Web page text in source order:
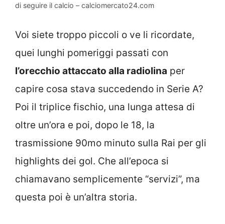
di seguire il calcio – calciomercato24.com
Voi siete troppo piccoli o ve li ricordate,
quei lunghi pomeriggi passati con
l’orecchio attaccato alla radiolina per
capire cosa stava succedendo in Serie A?
Poi il triplice fischio, una lunga attesa di
oltre un’ora e poi, dopo le 18, la
trasmissione 90mo minuto sulla Rai per gli
highlights dei gol. Che all’epoca si
chiamavano semplicemente “servizi”, ma
questa poi è un’altra storia.